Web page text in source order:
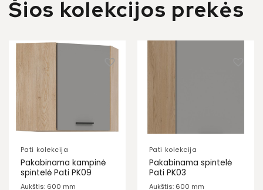
Šios kolekcijos prekės
Pati kolekcija
Pakabinama kampinė
spintelė Pati PK09
Aukštis: 600 mm
Pati kolekcija
Pakabinama spintelė
Pati PK03
Aukštis: 600 mm